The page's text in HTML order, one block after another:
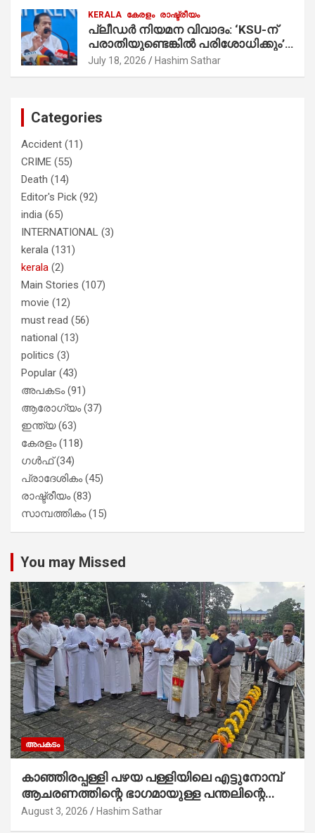
മാത്രമാണ് ഉണ്ടായിരുന്നത്;
സാബുവിന്റേത് വ്യക്തിപരമായ
നേട്ടത്തിനുള്ള പാര്‍ട്ടി; ഇപ്പോള്‍
ഫോണ്‍ വിളിച്ചാല്‍ എടുക്കില്ല;
തിരഞ്ഞെടുപ്പിലെ ദുരനുഭവങ്ങള്‍
KERALA കേരളം രാഷ്ട്രീയം
പ്ലീഡർ നിയമന വിവാദം: ‘KSU-ന്
പരാതിയുണ്ടെങ്കിൽ പരിശോധിക്കും’;
രമേശ് ചെന്നിത്തല
July 18, 2026 Hashim Sathar
Categories
Accident (11)
CRIME (55)
Death (14)
Editor's Pick (92)
india (65)
INTERNATIONAL (3)
kerala (131)
kerala (2)
Main Stories (107)
movie (12)
must read (56)
national (13)
politics (3)
Popular (43)
അപകടം(91)
ആരോഗ്യം(37)
ഇന്ത്യ(63)
കേരളം(118)
ഗൾഫ്(34)
പ്രാദേശികം(45)
രാഷ്ട്രീയം(83)
സാമ്പത്തികം(15)
You may Missed
അപകടം
കാഞ്ഞിരപ്പള്ളി പഴയ പള്ളിയിലെ എട്ടുനോമ്പ്
ആചരണത്തിന്റെ ഭാഗമായുള്ള പന്തലിന്റെ
കാൽനാട്ട് കർമ്മം ആർച്ച് പ്രീസ്റ്റ് വെരി.
August 3, 2026 Hashim Sathar